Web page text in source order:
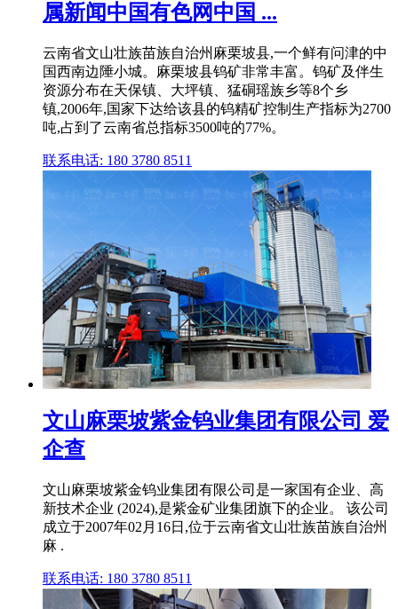
属新闻中国有色网中国 ...
云南省文山壮族苗族自治州麻栗坡县,一个鲜有问津的中
国西南边陲小城。麻栗坡县钨矿非常丰富。钨矿及伴生
资源分布在天保镇、大坪镇、猛硐瑶族乡等8个乡
镇,2006年,国家下达给该县的钨精矿控制生产指标为2700
吨,占到了云南省总指标3500吨的77%。
联系电话: 180 3780 8511
文山麻栗坡紫金钨业集团有限公司 爱
企查
文山麻栗坡紫金钨业集团有限公司是一家国有企业、高
新技术企业 (2024),是紫金矿业集团旗下的企业。 该公司
成立于2007年02月16日,位于云南省文山壮族苗族自治州
麻 .
联系电话: 180 3780 8511